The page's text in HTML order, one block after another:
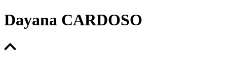
Dayana CARDOSO